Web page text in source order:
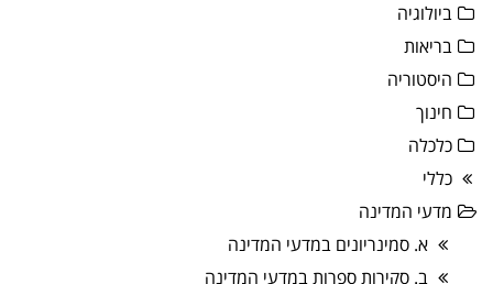
ביולוגיה
בריאות
היסטוריה
חינוך
כלכלה
כללי
מדעי המדינה
א. סמינריונים במדעי המדינה
ב. סקירות ספרות במדעי המדינה